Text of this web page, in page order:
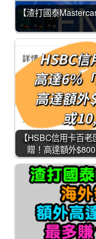
【渣打國泰
【HSBC信用卡百
贈！高達額外